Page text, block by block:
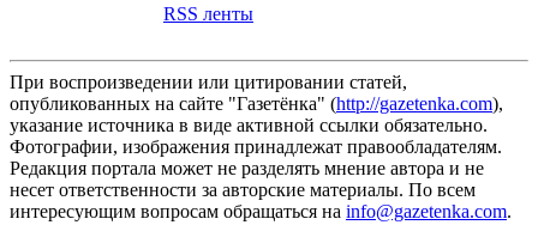
RSS ленты
При воспроизведении или цитировании статей,
опубликованных на сайте "Газетёнка" (http://gazetenka.com),
указание источника в виде активной ссылки обязательно.
Фотографии, изображения принадлежат правообладателям.
Редакция портала может не разделять мнение автора и не
несет ответственности за авторские материалы. По всем
интересующим вопросам обращаться на info@gazetenka.com.